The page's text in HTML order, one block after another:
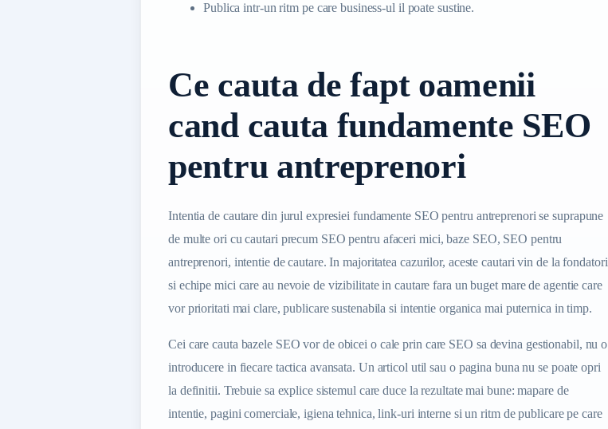
Publica intr-un ritm pe care business-ul il poate sustine.
Ce cauta de fapt oamenii
cand cauta fundamente SEO
pentru antreprenori
Intentia de cautare din jurul expresiei fundamente SEO pentru antreprenori se suprapune
de multe ori cu cautari precum SEO pentru afaceri mici, baze SEO, SEO pentru
antreprenori, intentie de cautare. In majoritatea cazurilor, aceste cautari vin de la fondatori
si echipe mici care au nevoie de vizibilitate in cautare fara un buget mare de agentie care
vor prioritati mai clare, publicare sustenabila si intentie organica mai puternica in timp.
Cei care cauta bazele SEO vor de obicei o cale prin care SEO sa devina gestionabil, nu o
introducere in fiecare tactica avansata. Un articol util sau o pagina buna nu se poate opri
la definitii. Trebuie sa explice sistemul care duce la rezultate mai bune: mapare de
intentie, pagini comerciale, igiena tehnica, link-uri interne si un ritm de publicare pe care